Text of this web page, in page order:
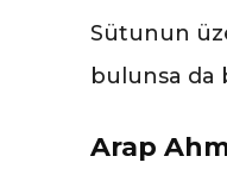
Sütunun
bulunsa da
Arap